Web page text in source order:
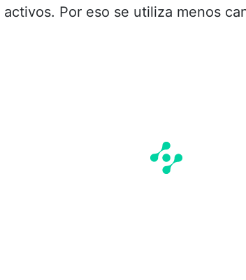
Por eso se utiliza menos